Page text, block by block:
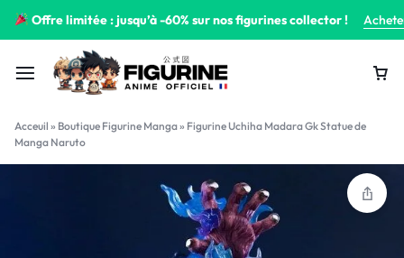
Offre limitée : jusqu’à -60% sur nos figurines collector !
Acceuil » Boutique Figurine Manga» Figurine Uchiha Madara Gk Statue de
Manga Naruto